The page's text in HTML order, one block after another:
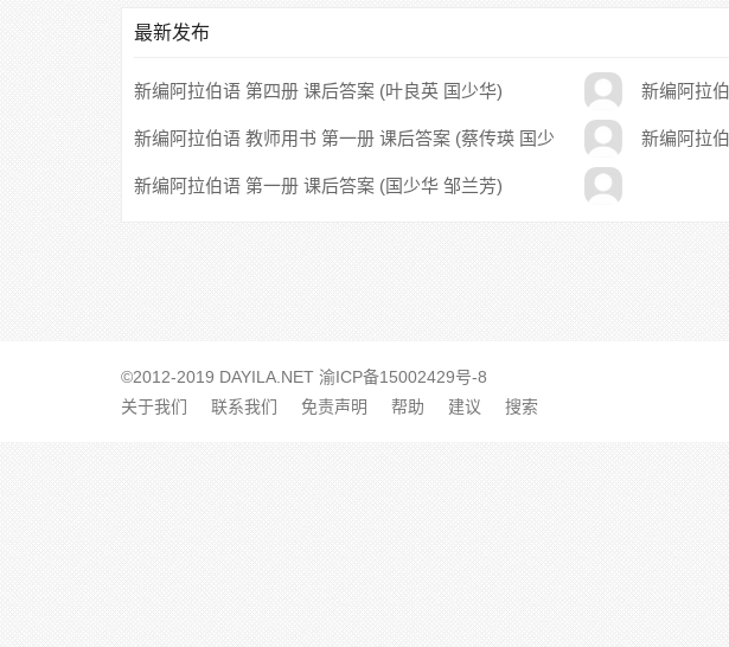
最新发布
新编阿拉伯语 第四册 课后答案 (叶良英 国少华) 新编阿拉
新编阿拉伯语 教师用书 第一册 课后答案 (蔡传瑛 国少
华)
新编阿拉
新编阿拉伯语 第一册 课后答案 (国少华 邹兰芳)
©2012-2019 DAYILA.NET 渝ICP备15002429号-8
关于我们
联系我们 免责声明 帮助 建议 搜索